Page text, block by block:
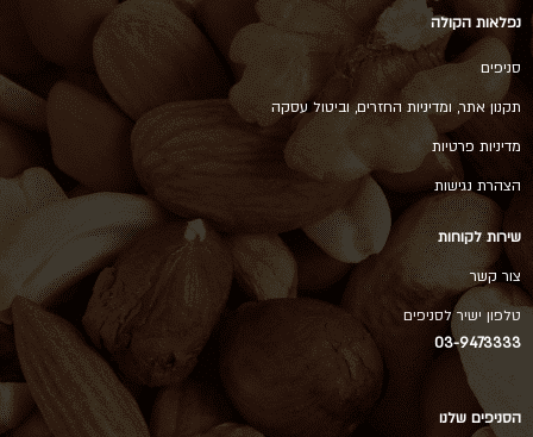
נפלאות הקולה
סניפים
תקנון אתר, ומדיניות החזרים, וביטול עסקה
מדיניות פרטיות
הצהרת נגישות
שירות לקוחות
צור קשר
טלפון ישיר לסניפים
03-9473333
הסניפים שלנו